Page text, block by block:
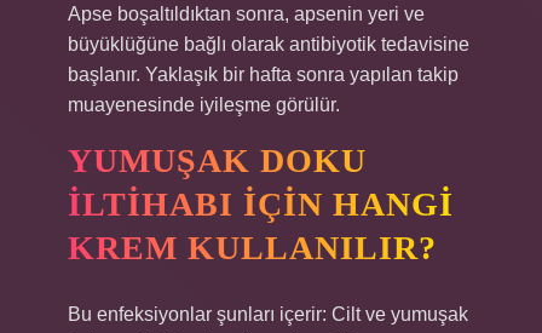
Apse boşaltıldıktan sonra, apsenin yeri ve
büyüklüğüne bağlı olarak antibiyotik tedavisine
başlanır. Yaklaşık bir hafta sonra yapılan takip
muayenesinde iyileşme görülür.
YUMUŞAK DOKU
İLTIHABI İÇIN HANGI
KREM KULLANILIR?
Bu enfeksiyonlar şunları içerir: Cilt ve yumuşak